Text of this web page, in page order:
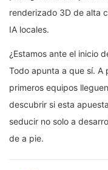
renderizado 3D de alta
IA locales.
¿Estamos ante el inicio
Todo apunta a que sí. A
primeros equipos
descubrir si esta
seducir no solo a
de a pie.